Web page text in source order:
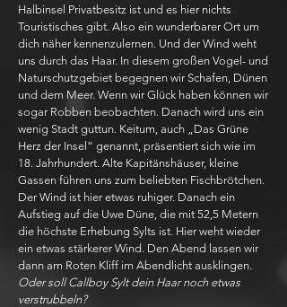
Halbinsel Privatbesitz ist und es hier nichts
Touristisches gibt. Also ein wunderbarer Ort um
dich näher kennenzulernen. Und der Wind weht
uns durch das Haar. In diesem großen Vogel- und
Naturschutzgebiet begegnen wir Schafen, Dünen
und dem Meer. Wenn wir Glück haben können wir
sogar Robben beobachten. Danach wird uns ein
wenig Stadt guttun. Keitum, auch „Das Grüne
Herz der Insel“ genannt, präsentiert sich wie im
18. Jahrhundert. Alte Kapitänshäuser, kleine
Gassen führen uns zum beliebten Fischbrötchen.
Der Wind ist hier etwas ruhiger. Danach ein
Aufstieg auf die Uwe Düne, die mit 52,5 Metern
die höchste Erhebung Sylts ist. Hier weht wieder
ein etwas stärkerer Wind. Den Abend lassen wir
dann am Roten Kliff im Abendlicht ausklingen.
Oder soll Callboy Sylt dein Haar noch etwas
verstrubbeln?